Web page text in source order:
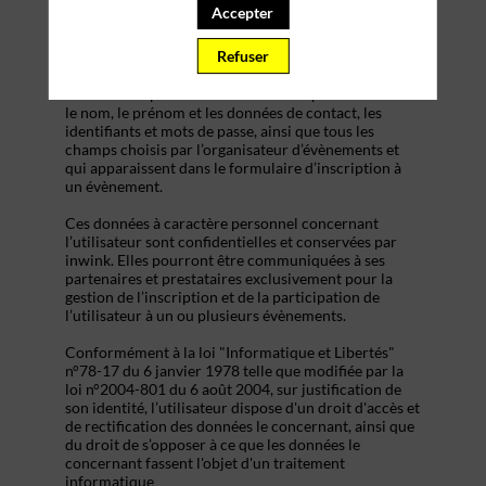
évènement, et de consulter les informations relatives
à l’organisation pratique et logistique d’un
le nom, le prénom et les données de contact, les
identifiants et mots de passe, ainsi que tous les
champs choisis par l’organisateur d’évènements et
qui apparaissent dans le formulaire d’inscription à
un évènement.
Ces données à caractère personnel concernant
l’utilisateur sont confidentielles et conservées par
inwink. Elles pourront être communiquées à ses
partenaires et prestataires exclusivement pour la
gestion de l’inscription et de la participation de
l’utilisateur à un ou plusieurs évènements.
Conformément à la loi "Informatique et Libertés"
n°78-17 du 6 janvier 1978 telle que modifiée par la
loi n°2004-801 du 6 août 2004, sur justification de
son identité, l’utilisateur dispose d'un droit d'accès et
de rectification des données le concernant, ainsi que
du droit de s’opposer à ce que les données le
concernant fassent l'objet d'un traitement
informatique
Accepter
Refuser